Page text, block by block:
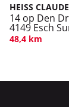
HEISS
14 op Den
4149 Esch
48,4 km